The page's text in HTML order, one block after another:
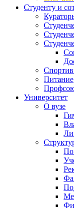
Студенту и
Питание
Университет
О вузе